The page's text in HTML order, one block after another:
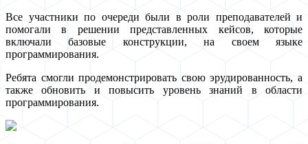
Все участники по очереди были в роли преподавателей и
помогали в решении представленных кейсов, которые
включали базовые конструкции, на своем языке
программирования.
Ребята смогли продемонстрировать свою эрудированность, а
также обновить и повысить уровень знаний в области
программирования.